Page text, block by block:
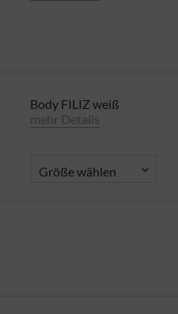
Body FILIZ weiß
mehr Details